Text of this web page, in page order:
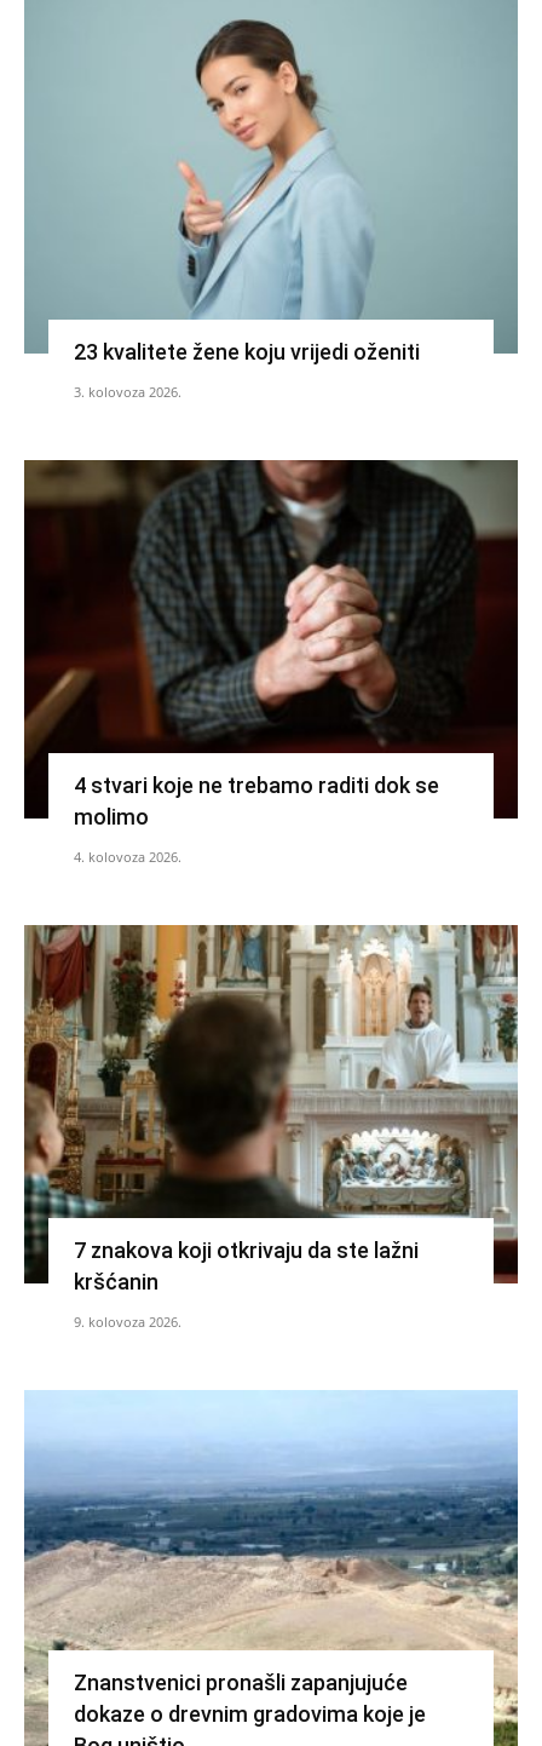
23 kvalitete žene koju vrijedi oženiti
3. kolovoza 2026.
4 stvari koje ne trebamo raditi dok se
molimo
4. kolovoza 2026.
7 znakova koji otkrivaju da ste lažni
kršćanin
9. kolovoza 2026.
Znanstvenici pronašli zapanjujuće
dokaze o drevnim gradovima koje je